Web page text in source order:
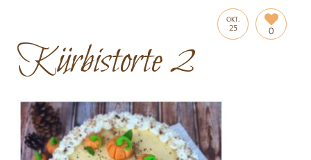
OKT.
25 0
Kürbistorte 2